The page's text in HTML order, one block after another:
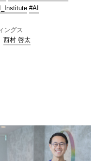
#AI
ングス
西村 啓太